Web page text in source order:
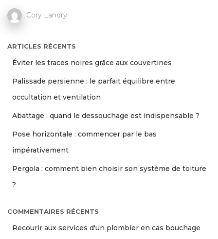
Cory Landry
ARTICLES RÉCENTS
Éviter les traces noires grâce aux couvertines
Palissade persienne : le parfait équilibre entre
occultation et ventilation
Abattage : quand le dessouchage est indispensable ?
Pose horizontale : commencer par le bas
impérativement
Pergola : comment bien choisir son système de toiture
?
COMMENTAIRES RÉCENTS
Recourir aux services d'un plombier en cas bouchage